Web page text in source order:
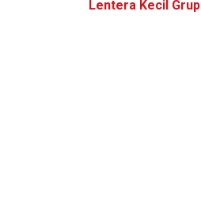
Lentera Kecil Grup